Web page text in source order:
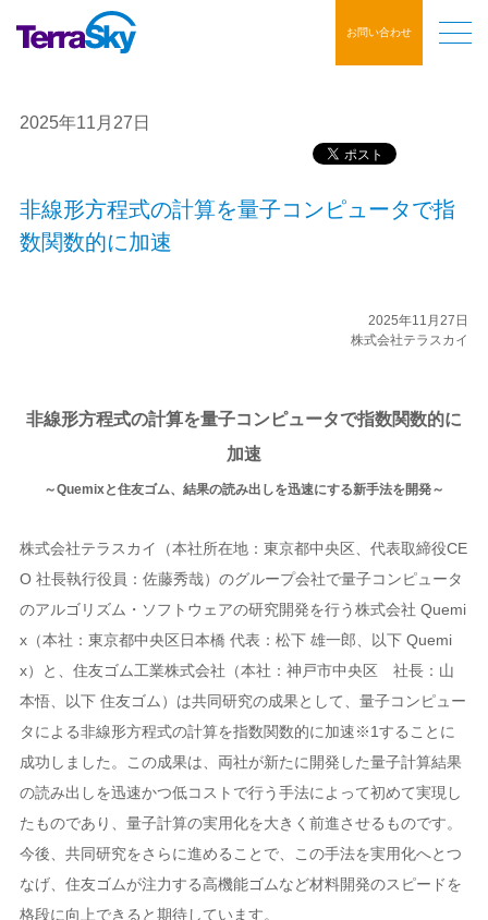
お問い合わせ
2025年11月27日
非線形方程式の計算を量子コンピュータで指
数関数的に加速
2025年11月27日
株式会社テラスカイ
非線形方程式の計算を量子コンピュータで指数関数的に
加速
～Quemixと住友ゴム、結果の読み出しを迅速にする新手法を開発～
株式会社テラスカイ（本社所在地：東京都中央区、代表取締役CE
O 社長執行役員：佐藤秀哉）のグループ会社で量子コンピュータ
のアルゴリズム・ソフトウェアの研究開発を行う株式会社 Quemi
x（本社：東京都中央区日本橋 代表：松下 雄一郎、以下 Quemi
x）と、住友ゴム工業株式会社（本社：神戸市中央区 社長：山
本悟、以下 住友ゴム）は共同研究の成果として、量子コンピュー
タによる非線形方程式の計算を指数関数的に加速※1することに
成功しました。この成果は、両社が新たに開発した量子計算結果
の読み出しを迅速かつ低コストで行う手法によって初めて実現し
たものであり、量子計算の実用化を大きく前進させるものです。
今後、共同研究をさらに進めることで、この手法を実用化へとつ
なげ、住友ゴムが注力する高機能ゴムなど材料開発のスピードを
格段に向上できると期待しています。